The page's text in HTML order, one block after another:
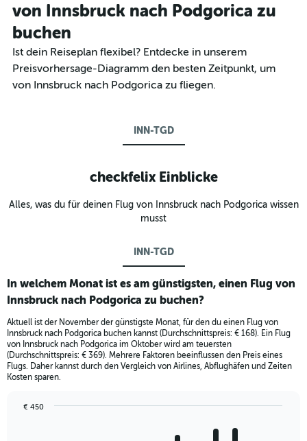
von Innsbruck nach Podgorica zu
buchen
Ist dein Reiseplan flexibel? Entdecke in unserem
Preisvorhersage-Diagramm den besten Zeitpunkt, um
von Innsbruck nach Podgorica zu fliegen.
INN-TGD
checkfelix Einblicke
Alles, was du für deinen Flug von Innsbruck nach Podgorica wissen
musst
INN-TGD
In welchem Monat ist es am günstigsten, einen Flug von
Innsbruck nach Podgorica zu buchen?
Aktuell ist der November der günstigste Monat, für den du einen Flug von
Innsbruck nach Podgorica buchen kannst (Durchschnittspreis: € 168). Ein Flug
von Innsbruck nach Podgorica im Oktober wird am teuersten
(Durchschnittspreis: € 369). Mehrere Faktoren beeinflussen den Preis eines
Flugs. Daher kannst durch den Vergleich von Airlines, Abflughäfen und Zeiten
Kosten sparen.
€ 450